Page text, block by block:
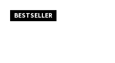
hvězdiček.
BESTSELLER